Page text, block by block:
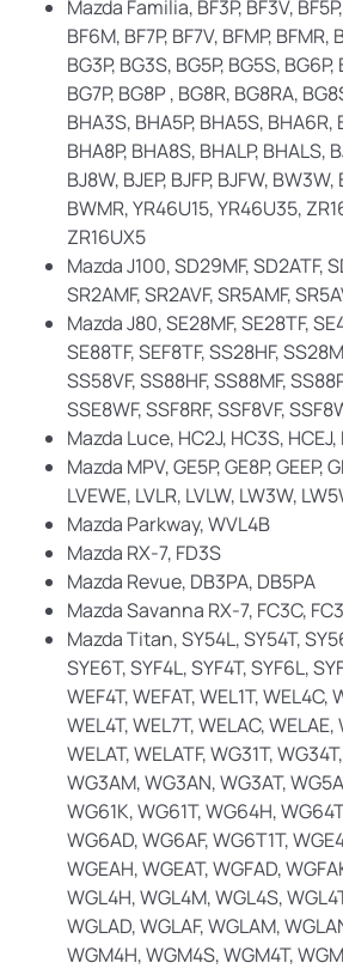
Mazda Familia, BF3P, BF3V,
BF6M, BF7P, BF7V, BFMP, BFMR,
BG3P, BG3S, BG5P, BG5S,
BG7P, BG8P , BG8R, BG8RA,
BHA3S, BHA5P, BHA5S, BHA6R,
BHA8P, BHA8S, BHALP, BHALS,
BJ8W, BJEP, BJFP, BJFW,
BWMR, YR46U15, YR46U35,
ZR16UX5
Mazda J100, SD29MF, SD2ATF,
SR2AMF, SR2AVF, SR5AMF,
Mazda J80, SE28MF, SE28TF,
SE88TF, SEF8TF, SS28HF,
SS58VF, SS88HF, SS88MF,
SSE8WF, SSF8RF, SSF8VF,
Mazda Luce, HC2J, HC3S, HCEJ,
Mazda MPV, GE5P, GE8P, GEEP,
LVEWE, LVLR, LVLW, LW3W,
Mazda Parkway, WVL4B
Mazda RX-7, FD3S
Mazda Revue, DB3PA, DB5PA
Mazda Savanna RX-7, FC3C,
Mazda Titan, SY54L, SY54T,
SYE6T, SYF4L, SYF4T, SYF6L,
WEF4T, WEFAT, WEL1T, WEL4C,
WEL4T, WEL7T, WELAC, WELAE,
WELAT, WELATF, WG31T,
WG3AM, WG3AN, WG3AT,
WG61K, WG61T, WG64H,
WG6AD, WG6AF, WG6T1T,
WGEAH, WGEAT, WGFAD,
WGL4H, WGL4M, WGL4S,
WGLAD, WGLAF, WGLAM,
WGM4H, WGM4S, WGM4T,